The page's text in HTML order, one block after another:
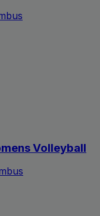
Volleyball